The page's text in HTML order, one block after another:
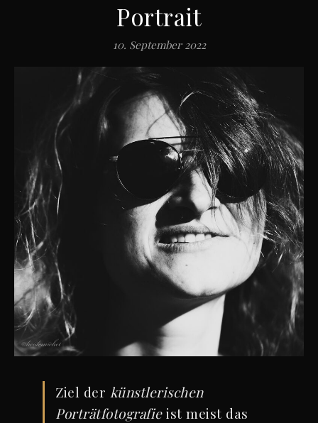
Portrait
10. September 2022
Ziel der künstlerischen
Porträtfotografieist meist das